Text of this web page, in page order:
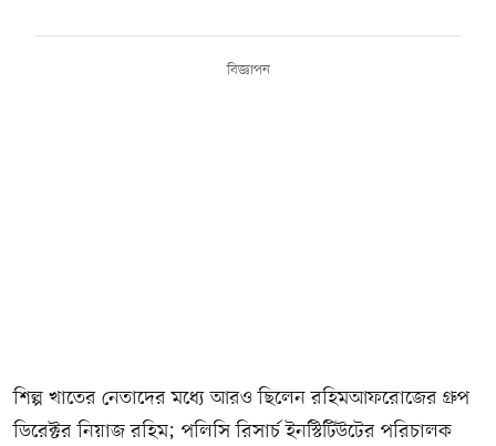
বিজ্ঞাপন
শিল্প খাতের নেতাদের মধ্যে আরও ছিলেন রহিমআফরোজের গ্রুপ
ডিরেক্টর নিয়াজ রহিম; পলিসি রিসার্চ ইনস্টিটিউটের পরিচালক